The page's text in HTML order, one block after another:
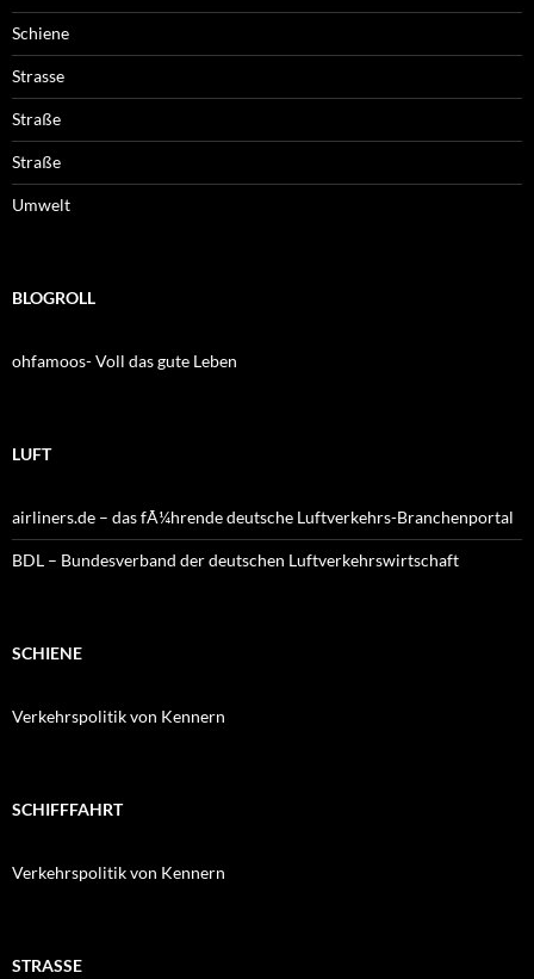
Schiene
Strasse
Straße
Straße
Umwelt
BLOGROLL
ohfamoos- Voll das gute Leben
LUFT
airliners.de – das fÃ¼hrende deutsche Luftverkehrs-Branchenportal
BDL – Bundesverband der deutschen Luftverkehrswirtschaft
SCHIENE
Verkehrspolitik von Kennern
SCHIFFFAHRT
Verkehrspolitik von Kennern
STRASSE